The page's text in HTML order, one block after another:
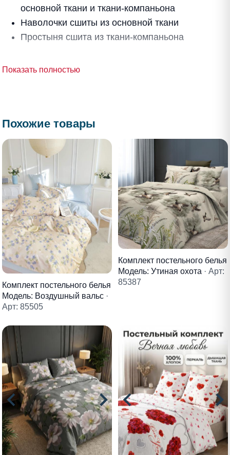
основной ткани и ткани-компаньона
Наволочки сшиты из основной ткани
Простыня сшита из ткани-компаньона
Показать полностью
Похожие товары
Комплект постельного белья
Модель: Воздушный вальс ·
Арт: 85505
Комплект постельного белья
Модель: Утиная охота · Арт:
85387